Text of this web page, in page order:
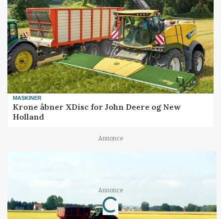
MASKINER
Krone åbner XDisc for John Deere og New
Holland
Annonce
Annonce
Loading...